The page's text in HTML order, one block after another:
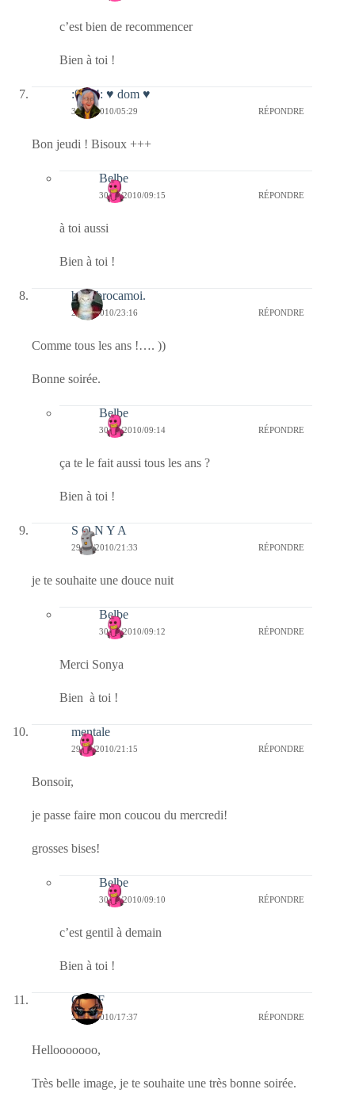
c’est bien de recommencer
Bien à toi !
:0014: ♥ dom ♥
30/12/2010/05:29 RÉPONDRE
Bon jeudi ! Bisoux +++
Belbe
30/12/2010/09:15 RÉPONDRE
à toi aussi
Bien à toi !
bricabrocamoi.
29/12/2010/23:16 RÉPONDRE
Comme tous les ans !…. ))
Bonne soirée.
Belbe
30/12/2010/09:14 RÉPONDRE
ça te le fait aussi tous les ans ?
Bien à toi !
S O N Y A
29/12/2010/21:33 RÉPONDRE
je te souhaite une douce nuit
Belbe
30/12/2010/09:12 RÉPONDRE
Merci Sonya
Bien à toi !
mentale
29/12/2010/21:15 RÉPONDRE
Bonsoir,
je passe faire mon coucou du mercredi!
grosses bises!
Belbe
30/12/2010/09:10 RÉPONDRE
c’est gentil à demain
Bien à toi !
CLDF
29/12/2010/17:37 RÉPONDRE
Hellooooooo,
Très belle image, je te souhaite une très bonne soirée.